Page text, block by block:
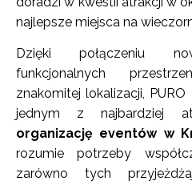
najlepsze miejsca na
Dzięki połączeniu
funkcjonalnych
znakomitej lokalizacji,
jednym z najbardziej
organizację eventów w
rozumie potrzeby
zarówno tych